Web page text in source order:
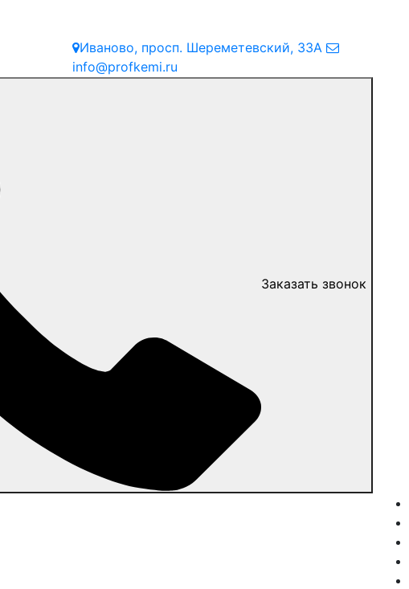
Иваново, просп. Шереметевский, 33А
info@profkemi.ru
Заказать звонок